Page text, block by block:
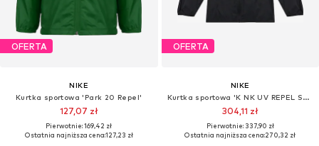
OFERTA
NIKE
Kurtka sportowa 'Park 20 Repel'
127,07 zł
Pierwotnie: 169,42 zł
Ostatnia najniższa cena:127,23 zł
OFERTA
NIKE
Kurtka sportowa 'K NK UV REPEL STRIDE JACKET'
304,11 zł
Pierwotnie: 337,90 zł
Ostatnia najniższa cena:270,32 zł